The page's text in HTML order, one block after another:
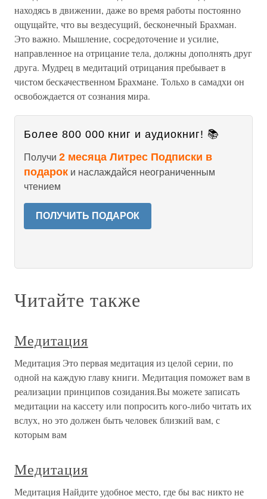
находясь в движении, даже во время работы постоянно
ощущайте, что вы вездесущий, бесконечный Брахман.
Это важно. Мышление, сосредоточение и усилие,
направленное на отрицание тела, должны дополнять друг
друга. Мудрец в медитаций отрицания пребывает в
чистом бескачественном Брахмане. Тольхо в самадхи он
освобождается от сознания мира.
Более 800 000 книг и аудиокниг! 📚
Получи 2 месяца Литрес Подписки в
подарок и наслаждайся неограниченным
чтением
ПОЛУЧИТЬ ПОДАРОК
Читайте также
Медитация
Медитация Это первая медитация из целой серии, по
одной на каждую главу книги. Медитация поможет вам в
реализации принципов созидания.Вы можете записать
медитации на кассету или попросить кого-либо читать их
вслух, но это должен быть человек близкий вам, с
которым вам
Медитация
Медитация Найдите удобное место, где бы вас никто не